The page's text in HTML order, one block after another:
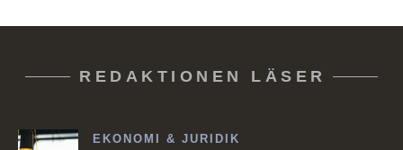
REDAKTIONEN LÄSER
EKONOMI & JURIDIK